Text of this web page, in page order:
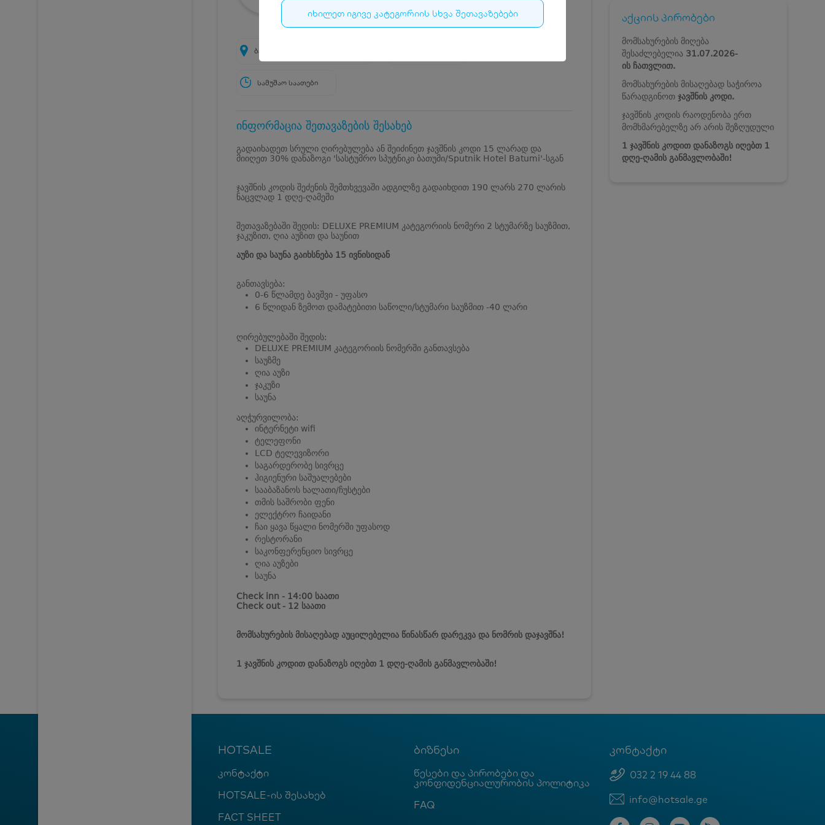
იხილეთ იგივე კატეგორიის სხვა შეთავაზებები
477
ბათუმი, შერვაშიძის აღმართი 28
სამუშაო საათები
ინფორმაცია შეთავაზების შესახებ
გადაიხადეთ სრული ღირებულება ან შეიძინეთ ჯავშნის კოდი 15 ლარად და
მიიღეთ 30% დანაზოგი 'სასტუმრო სპუტნიკი ბათუმი/Sputnik Hotel Batumi'-სგან
ჯავშნის კოდის შეძენის შემთხვევაში ადგილზე გადაიხდით 190 ლარს 270 ლარის
ნაცვლად 1 დღე-ღამეში
შეთავაზებაში შედის: DELUXE PREMIUM კატეგორიის ნომერი 2 სტუმარზე საუზმით,
ჯაკუზით, ღია აუზით და საუნით
აუზი და საუნა გაიხსნება 15 ივნისიდან
განთავსება:
0-6 წლამდე ბავშვი - უფასო
6 წლიდან ზემოთ დამატებითი საწოლი/სტუმარი საუზმით -40 ლარი
ღირებულებაში შედის:
DELUXE PREMIUM კატეგორიის ნომერში განთავსება
საუზმე
ღია აუზი
ჯაკუზი
საუნა
აღჭურვილობა:
ინტერნეტი wifi
ტელეფონი
LCD ტელევიზორი
საგარდერობე სივრცე
ჰიგიენური საშუალებები
სააბაზანოს ხალათი/ჩუსტები
თმის საშრობი ფენი
ელექტრო ჩაიდანი
ჩაი ყავა წყალი ნომერში უფასოდ
რესტორანი
საკონფერენციო სივრცე
ღია აუზები
საუნა
Check inn - 14:00 საათი
Check out - 12 საათი
მომსახურების მისაღებად აუცილებელია წინასწარ დარეკვა და ნომრის დაჯავშნა!
1 ჯავშნის კოდით დანაზოგს იღებთ 1 დღე-ღამის განმავლობაში!
აქციის პირობები
მომსახურების მიღება
შესაძლებელია31.07.2026-
ის ჩათვლით.
მომსახურების მისაღებად საჭიროა
წარადგინოთჯავშნის კოდი.
ჯავშნის კოდის რაოდენობა ერთ
მომხმარებელზე არ არის შეზღუდული
1 ჯავშნის კოდით დანაზოგს იღებთ 1
დღე-ღამის განმავლობაში!
HOTSALE
კონტაქტი
HOTSALE-ის შესახებ
FACT SHEET
ბიზნესი
წესები და პირობები და
კონფიდენციალურობის პოლიტიკა
FAQ
კონტაქტი
032 2 19 44 88
info@hotsale.ge